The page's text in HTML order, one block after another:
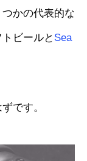
かの代表的な
ビールと Sea
です。